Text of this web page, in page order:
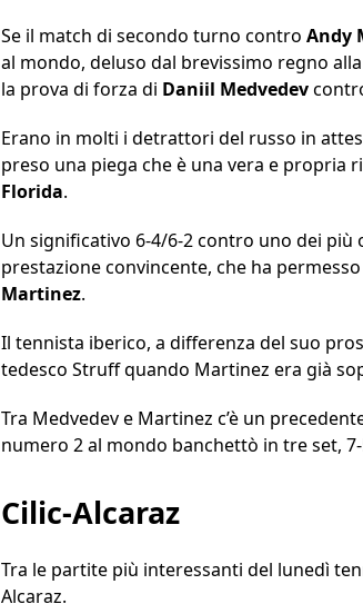
Se il match di secondo turno contro Andy
al mondo, deluso dal brevissimo regno
la prova di forza di Daniil Medvedev
Erano in molti i detrattori del russo in
preso una piega che è una vera e propria
Florida.
Un significativo 6-4/6-2 contro uno dei più
prestazione convincente, che ha
Martinez.
Il tennista iberico, a differenza del suo
tedesco Struff quando Martinez era già
Tra Medvedev e Martinez c’è un
numero 2 al mondo banchettò in tre set,
Cilic-Alcaraz
Tra le partite più interessanti del lunedì
Alcaraz.